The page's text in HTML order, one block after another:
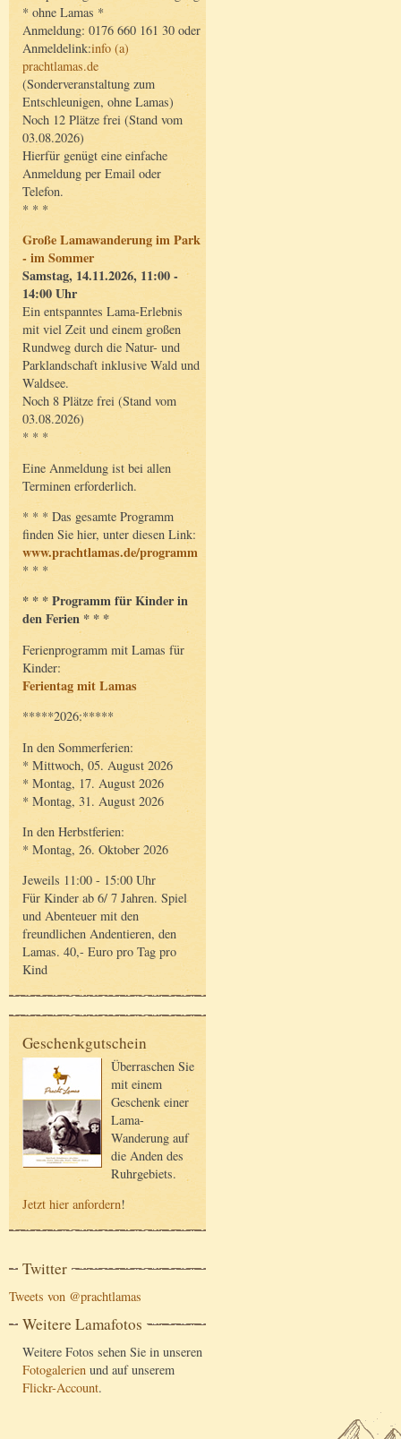
* ohne Lamas *
Anmeldung: 0176 660 161 30 oder
Anmeldelink:info (a)
prachtlamas.de
(Sonderveranstaltung zum
Entschleunigen, ohne Lamas)
Noch 12 Plätze frei (Stand vom
03.08.2026)
Hierfür genügt eine einfache
Anmeldung per Email oder
Telefon.
* * *
Große Lamawanderung im Park
- im Sommer
Samstag, 14.11.2026, 11:00 -
14:00 Uhr
Ein entspanntes Lama-Erlebnis
mit viel Zeit und einem großen
Rundweg durch die Natur- und
Parklandschaft inklusive Wald und
Waldsee.
Noch 8 Plätze frei (Stand vom
03.08.2026)
* * *
Eine Anmeldung ist bei allen
Terminen erforderlich.
* * * Das gesamte Programm
finden Sie hier, unter diesen Link:
www.prachtlamas.de/programm
* * *
* * * Programm für Kinder in
den Ferien * * *
Ferienprogramm mit Lamas für
Kinder:
Ferientag mit Lamas
*****2026:*****
In den Sommerferien:
* Mittwoch, 05. August 2026
* Montag, 17. August 2026
* Montag, 31. August 2026
In den Herbstferien:
* Montag, 26. Oktober 2026
Jeweils 11:00 - 15:00 Uhr
Für Kinder ab 6/ 7 Jahren. Spiel
und Abenteuer mit den
freundlichen Andentieren, den
Lamas. 40,- Euro pro Tag pro
Kind
Geschenkgutschein
Überraschen Sie
mit einem
Geschenk einer
Lama-
Wanderung auf
die Anden des
Ruhrgebiets.
Jetzt hier anfordern!
Twitter
Tweets von @prachtlamas
Weitere Lamafotos
Weitere Fotos sehen Sie in unseren
Fotogalerien und auf unserem
Flickr-Account.